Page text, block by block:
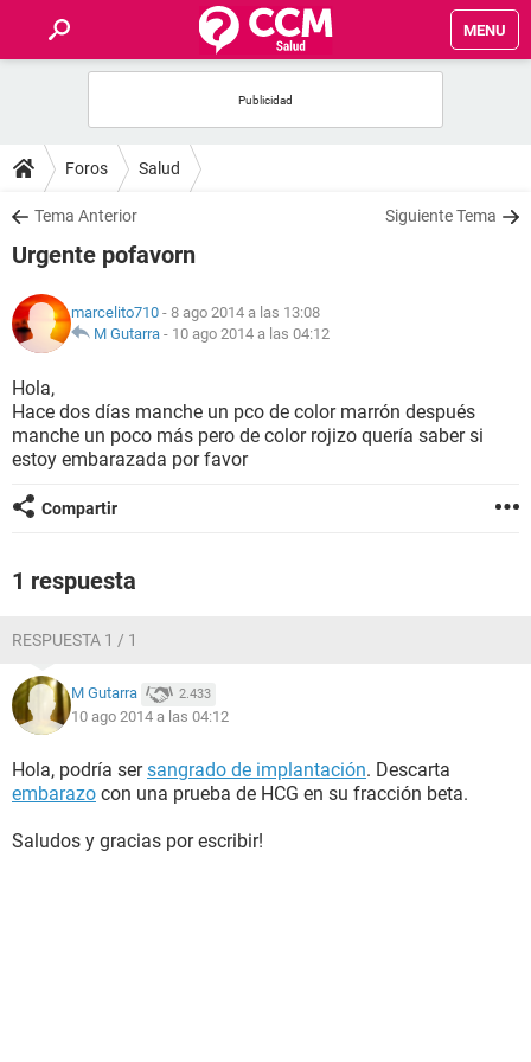
MENU
FOROS
SALUD
FAMILIA
NUTRICIÓN
BIENESTAR
SEXUALIDAD
GLOSARIO
Foros Salud
Tema Anterior Siguiente Tema
Urgente pofavorn
marcelito710 - 8 ago 2014 a las 13:08
M Gutarra - 10 ago 2014 a las 04:12
Hola,
Hace dos días manche un pco de color marrón después
manche un poco más pero de color rojizo quería saber si
estoy embarazada por favor
Compartir
1 respuesta
RESPUESTA 1 / 1
M Gutarra 2.433
10 ago 2014 a las 04:12
Hola, podría sersangrado de implantación. Descarta
embarazo con una prueba de HCG en su fracción beta.
Saludos y gracias por escribir!